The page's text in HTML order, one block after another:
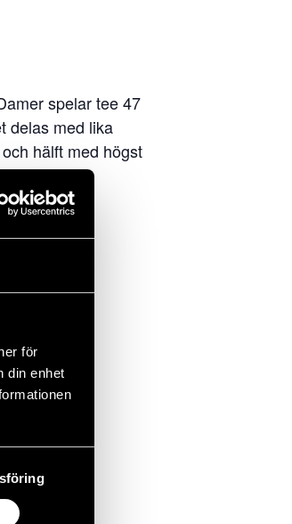
för
din enhet
spelar tee 47
delas med lika
hälft med högst